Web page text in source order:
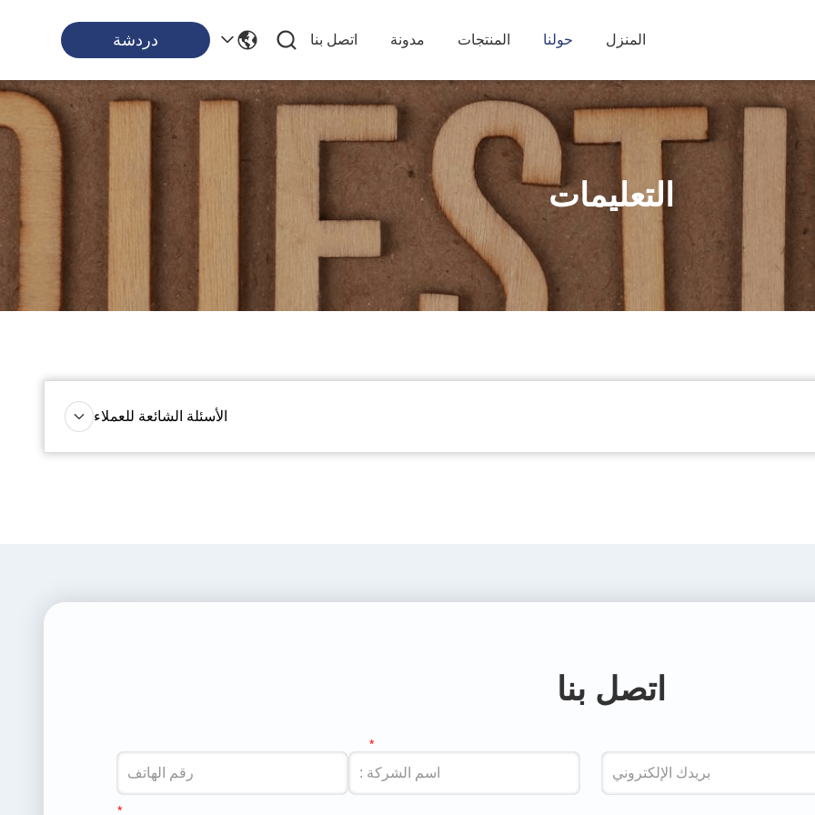
المنزل حولنا المنتجات مدونة اتصل بنا دردشة
التعليمات
الأسئلة الشائعة للعملاء
اتصل بنا